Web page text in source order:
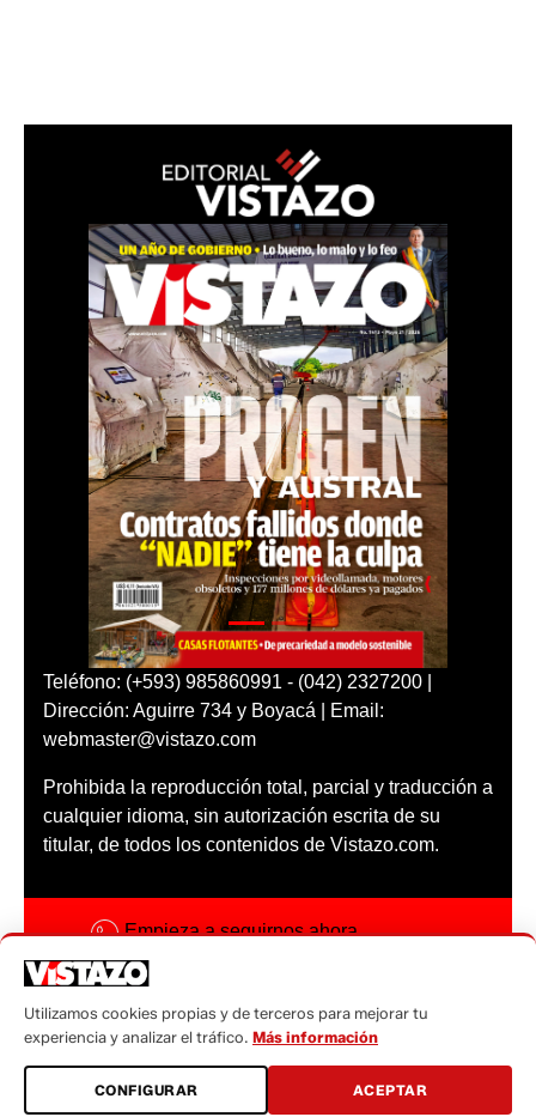
Teléfono: (+593) 985860991 - (042) 2327200 |
Dirección: Aguirre 734 y Boyacá | Email:
webmaster@vistazo.com
Prohibida la reproducción total, parcial y traducción a
cualquier idioma, sin autorización escrita de su
titular, de todos los contenidos de Vistazo.com.
Empieza a seguirnos ahora
Código ética
Sugerencias a:
sugerencias@vistazo.com
Utilizamos cookies propias y de terceros para mejorar tu
experiencia y analizar el tráfico. Más información
CONFIGURAR ACEPTAR